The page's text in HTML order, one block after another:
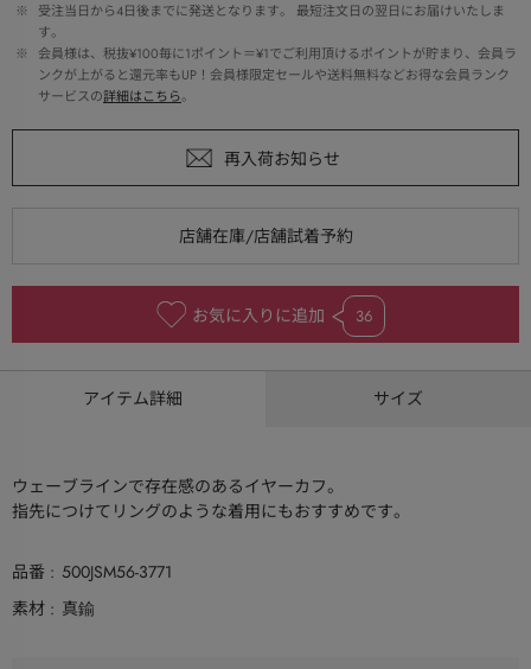
※
受注当日から4日後までに発送となります。 最短注文日の翌日にお届けいたしま
す。
※
会員様は、税抜¥100毎に1ポイント＝¥1でご利用頂けるポイントが貯まり、会員ラ
ンクが上がると還元率もUP！会員様限定セールや送料無料などお得な会員ランク
サービスの詳細はこちら。
お気に入りに追加 36
アイテム詳細 サイズ
ウェーブラインで存在感のあるイヤーカフ。
指先につけてリングのような着用にもおすすめです。
品番
500JSM56-3771
素材
真鍮